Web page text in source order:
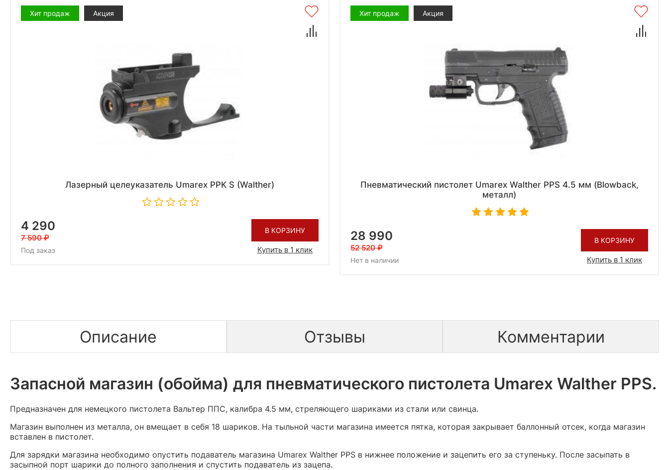
Хит продаж Акция
Лазерный целеуказатель Umarex PPK S (Walther)
4 290
7 590
Под заказ
В КОРЗИНУ
Купить в 1 клик
Хит продаж Акция
Пневматический пистолет Umarex Walther PPS 4.5 мм (Blowback,
металл)
28 990
52 520
Нет в наличии
В КОРЗИНУ
Купить в 1 клик
Описание Отзывы Комментарии
Запасной магазин (обойма) для пневматического пистолета Umarex Walther PPS.
Предназначен для немецкого пистолета Вальтер ППС, калибра 4.5 мм, стреляющего шариками из стали или свинца.
Магазин выполнен из металла, он вмещает в себя 18 шариков. На тыльной части магазина имеется пятка, которая закрывает баллонный отсек, когда магазин
вставлен в пистолет.
Для зарядки магазина необходимо опустить подаватель магазина Umarex Walther PPS в нижнее положение и зацепить его за ступеньку. После засыпать в
засыпной порт шарики до полного заполнения и спустить подаватель из зацепа.